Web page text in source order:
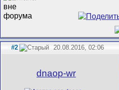
#2 20.08.2016, 02:06
dnaop-wr